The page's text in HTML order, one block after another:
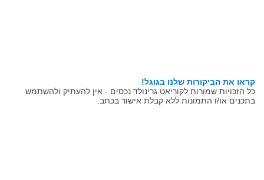
קראו את הביקורות שלנו בגוגל!
כל הזכויות שמורות לקוריאט גרינולד נכסים - אין להעתיק ולהשתמש
בתכנים או/ו התמונות ללא קבלת אישור בכתב.